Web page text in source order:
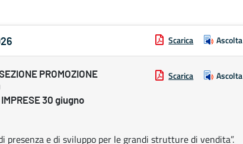
Scarica Ascolta
PROMOZIONE
30 giugno
Scarica Ascolta
presenza e di sviluppo per le grandi strutture di vendita”.